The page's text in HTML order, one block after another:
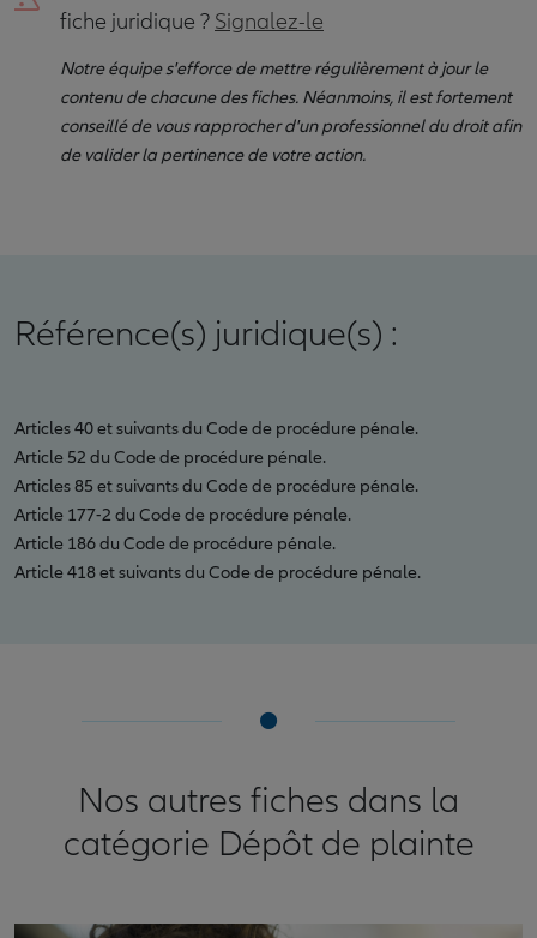
fiche juridique ? Signalez-le
Notre équipe s'efforce de mettre régulièrement à jour le
contenu de chacune des fiches. Néanmoins, il est fortement
conseillé de vous rapprocher d'un professionnel du droit afin
de valider la pertinence de votre action.
Référence(s) juridique(s) :
Articles 40 et suivants du Code de procédure pénale.
Article 52 du Code de procédure pénale.
Articles 85 et suivants du Code de procédure pénale.
Article 177-2 du Code de procédure pénale.
Article 186 du Code de procédure pénale.
Article 418 et suivants du Code de procédure pénale.
Nos autres fiches dans la
catégorie Dépôt de plainte